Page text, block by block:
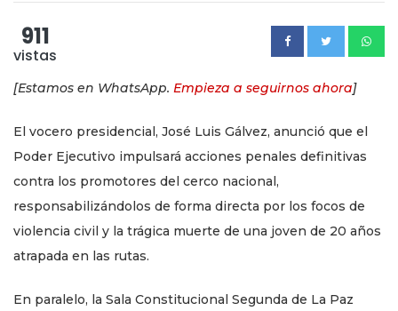
911
vistas
[Estamos en WhatsApp. Empieza a seguirnos ahora]
El vocero presidencial, José Luis Gálvez, anunció que el
Poder Ejecutivo impulsará acciones penales definitivas
contra los promotores del cerco nacional,
responsabilizándolos de forma directa por los focos de
violencia civil y la trágica muerte de una joven de 20 años
atrapada en las rutas.
En paralelo, la Sala Constitucional Segunda de La Paz